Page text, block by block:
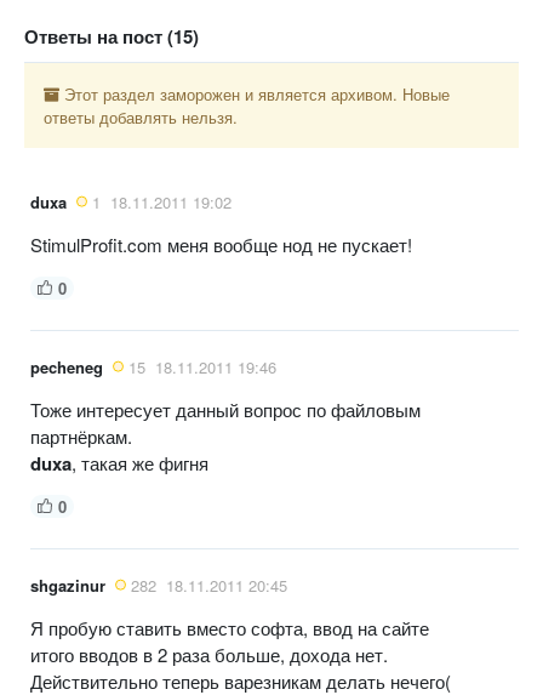
Ответы на пост (15)
Этот раздел заморожен и является архивом. Новые
ответы добавлять нельзя.
duxa 1 18.11.2011 19:02
StimulProfit.com меня вообще нод не пускает!
0
pecheneg 15 18.11.2011 19:46
Тоже интересует данный вопрос по файловым
партнёркам.
duxa, такая же фигня
0
shgazinur 282 18.11.2011 20:45
Я пробую ставить вместо софта, ввод на сайте
итого вводов в 2 раза больше, дохода нет.
Действительно теперь варезникам делать нечего(